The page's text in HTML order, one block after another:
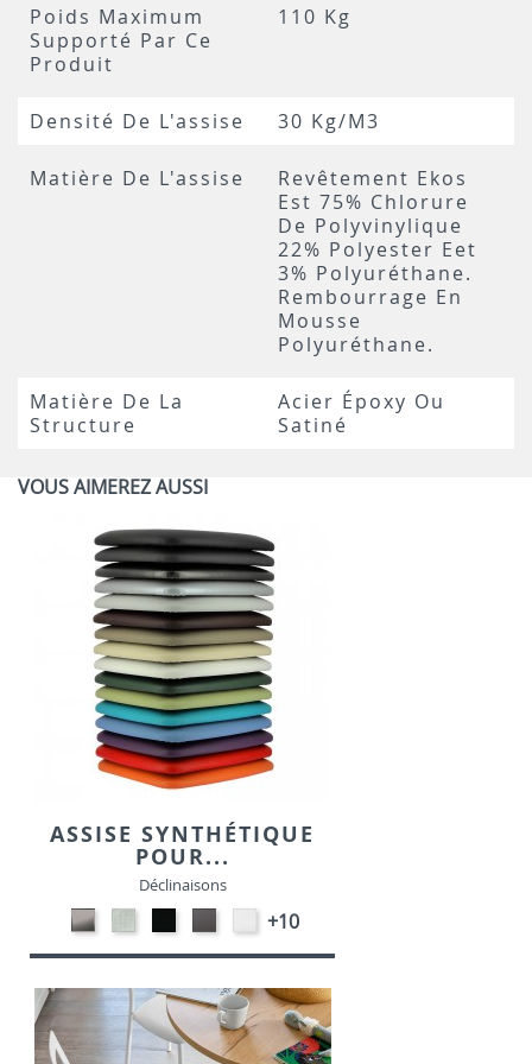
Poids Maximum
Supporté Par Ce
Produit
110 Kg
Densité De L'assise 30 Kg/m3
Matière De L'assise
Revêtement Ekos
Est 75% Chlorure
De Polyvinylique
22% Polyester Eet
3% Polyuréthane.
Rembourrage En
Mousse
Polyuréthane.
Matière De La
Structure
Acier Époxy Ou
Satiné
VOUS AIMEREZ AUSSI
ASSISE SYNTHÉTIQUE
POUR...
Déclinaisons
CARBON
LOOK-
SIMILI
ALU-
SIMILI
NOIR-
SIMILI
GRIS-
SIMILI
EKOS
BLANC-
SIMILI
+10